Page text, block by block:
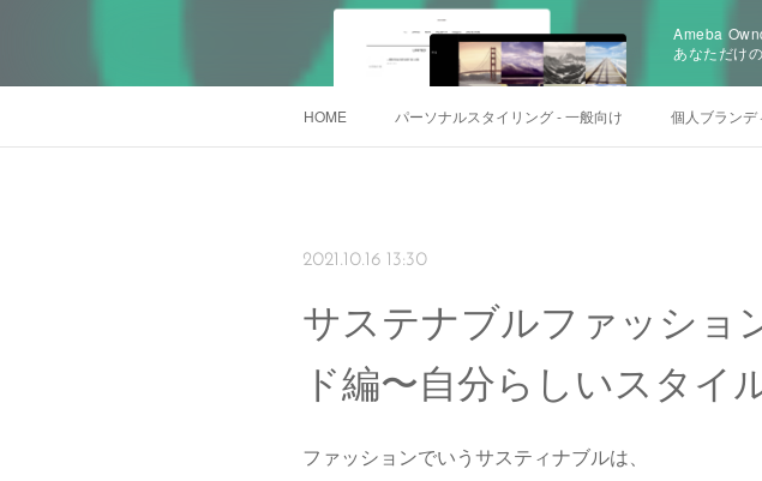
Ameba
あなただけ
HOME パーソナルスタイリング - 一般向け 個人ブランデ
2021.10.16 13:30
サステナブルファッショ
ド編〜自分らしいスタイ
ファッションでいうサスティナブルは、